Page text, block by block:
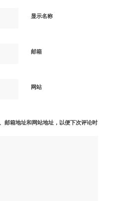
显示名称
邮箱
网站
邮箱地址和网站地址，以便下次评论时